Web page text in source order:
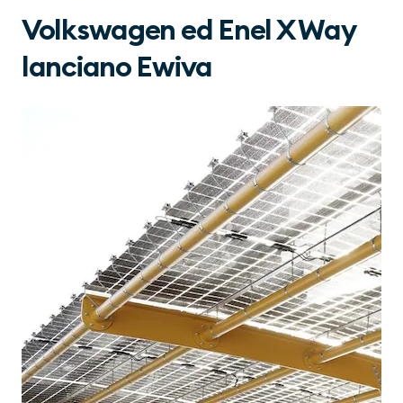
Volkswagen ed Enel X Way
lanciano Ewiva